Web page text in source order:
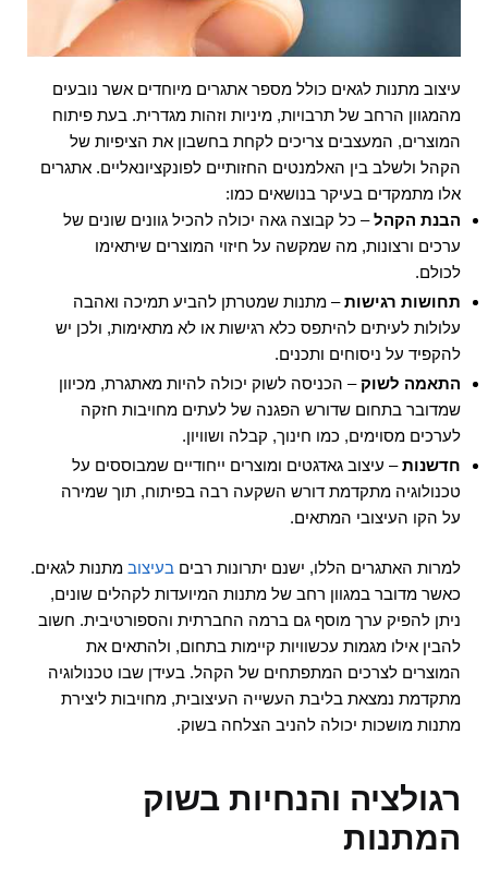
עיצוב מתנות לגאים כולל מספר אתגרים מיוחדים אשר נובעים
מהמגוון הרחב של תרבויות, מיניות וזהות מגדרית. בעת פיתוח
המוצרים, המעצבים צריכים לקחת בחשבון את הציפיות של
הקהל ולשלב בין האלמנטים החזותיים לפונקציונאליים. אתגרים
אלו מתמקדים בעיקר בנושאים כמו:
הבנת הקהל– כל קבוצה גאה יכולה להכיל גוונים שונים של
ערכים ורצונות, מה שמקשה על חיזוי המוצרים שיתאימו
לכולם.
תחושות רגישות– מתנות שמטרתן להביע תמיכה ואהבה
עלולות לעיתים להיתפס כלא רגישות או לא מתאימות, ולכן יש
להקפיד על ניסוחים ותכנים.
התאמה לשוק– הכניסה לשוק יכולה להיות מאתגרת, מכיוון
שמדובר בתחום שדורש הפגנה של לעתים מחויבות חזקה
לערכים מסוימים, כמו חינוך, קבלה ושוויון.
חדשנות– עיצוב גאדגטים ומוצרים ייחודיים שמבוססים על
טכנולוגיה מתקדמת דורש השקעה רבה בפיתוח, תוך שמירה
על הקו העיצובי המתאים.
למרות האתגרים הללו, ישנם יתרונות רבים בעיצוב מתנות לגאים.
כאשר מדובר במגוון רחב של מתנות המיועדות לקהלים שונים,
ניתן להפיק ערך מוסף גם ברמה החברתית והספורטיבית. חשוב
להבין אילו מגמות עכשוויות קיימות בתחום, ולהתאים את
המוצרים לצרכים המתפתחים של הקהל. בעידן שבו טכנולוגיה
מתקדמת נמצאת בליבת העשייה העיצובית, מחויבות ליצירת
מתנות מושכות יכולה להניב הצלחה בשוק.
רגולציה והנחיות בשוק
המתנות